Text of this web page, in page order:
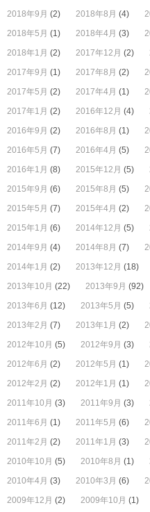
2018年9月 (2) 2018年8月 (4)
2018年5月 (1) 2018年4月 (3)
2018年1月 (2) 2017年12月 (2)
2017年9月 (1) 2017年8月 (2)
2017年5月 (2) 2017年4月 (1)
2017年1月 (2) 2016年12月 (4)
2016年9月 (2) 2016年8月 (1)
2016年5月 (7) 2016年4月 (5)
2016年1月 (8) 2015年12月 (5)
2015年9月 (6) 2015年8月 (5)
2015年5月 (7) 2015年4月 (2)
2015年1月 (6) 2014年12月 (5)
2014年9月 (4) 2014年8月 (7)
2014年1月 (2) 2013年12月 (18)
2013年10月 (22) 2013年9月 (92)
2013年6月 (12) 2013年5月 (5)
2013年2月 (7) 2013年1月 (2)
2012年10月 (5) 2012年9月 (3)
2012年6月 (2) 2012年5月 (1)
2012年2月 (2) 2012年1月 (1)
2011年10月 (3) 2011年9月 (3)
2011年6月 (1) 2011年5月 (6)
2011年2月 (2) 2011年1月 (3)
2010年10月 (5) 2010年8月 (1)
2010年4月 (3) 2010年3月 (6)
2009年12月 (2) 2009年10月 (1)